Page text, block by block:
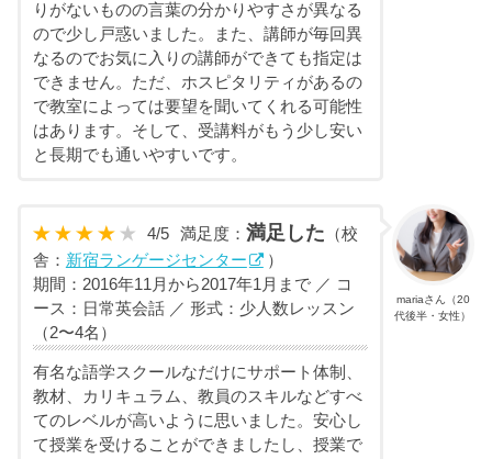
りがないものの言葉の分かりやすさが異なる
ので少し戸惑いました。また、講師が毎回異
なるのでお気に入りの講師ができても指定は
できません。ただ、ホスピタリティがあるの
で教室によっては要望を聞いてくれる可能性
はあります。そして、受講料がもう少し安い
と長期でも通いやすいです。
mariaさん（20
代後半・女性）
4/5 満足度：満足した （校
舎： 新宿ランゲージセンター
）
期間：2016年11月から2017年1月まで ／ コ
ース：日常英会話 ／ 形式：少人数レッスン
（2〜4名）
有名な語学スクールなだけにサポート体制、
教材、カリキュラム、教員のスキルなどすべ
てのレベルが高いように思いました。安心し
て授業を受けることができましたし、授業で